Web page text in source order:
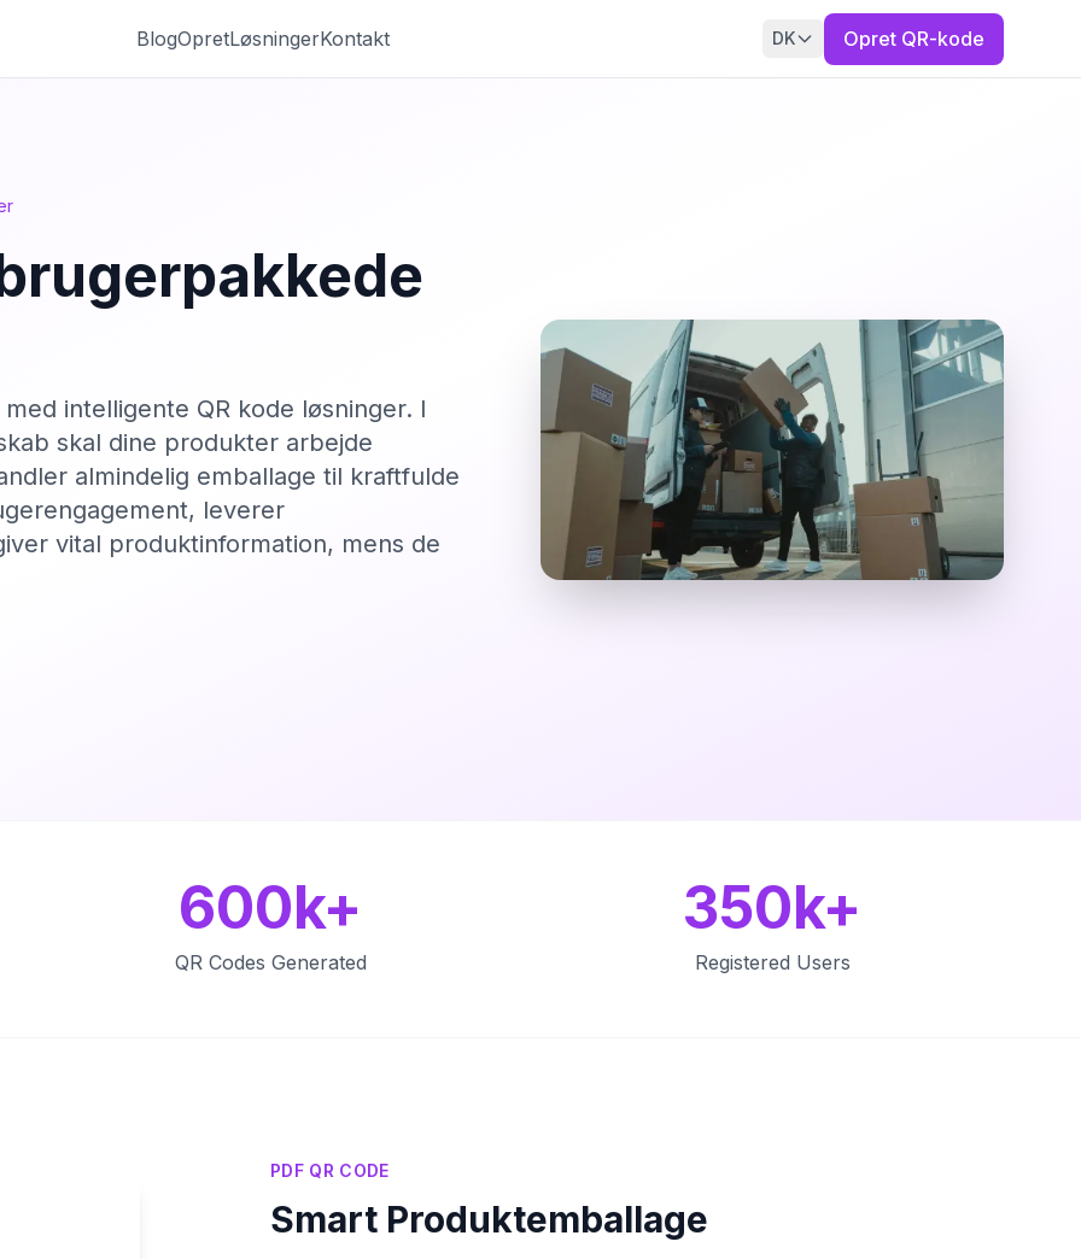
BlogOpretLøsningerKontakt DK Opret QR-kode
intelligente QR kode løsninger. I
skal dine produkter arbejde
almindelig emballage til kraftfulde
leverer
vital produktinformation, mens de
600k+
QR Codes Generated
350k+
Registered Users
PDF QR CODE
Smart Produktemballage